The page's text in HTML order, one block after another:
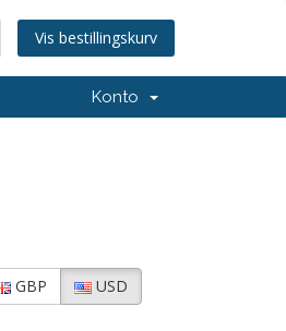
Vis bestillingskurv
Konto
GBP USD